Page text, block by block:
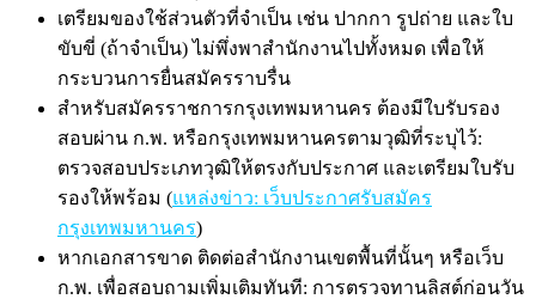
เตรียมของใช้ส่วนตัวที่จำเป็น เช่น ปากกา รูปถ่าย และใบ
ขับขี่ (ถ้าจำเป็น) ไม่พึ่งพาสำนักงานไปทั้งหมด เพื่อให้
กระบวนการยื่นสมัครราบรื่น
สำหรับสมัครราชการกรุงเทพมหานคร ต้องมีใบรับรอง
สอบผ่าน ก.พ. หรือกรุงเทพมหานครตามวุฒิที่ระบุไว้:
ตรวจสอบประเภทวุฒิให้ตรงกับประกาศ และเตรียมใบรับ
รองให้พร้อม (แหล่งข่าว: เว็บประกาศรับสมัคร
กรุงเทพมหานคร)
หากเอกสารขาด ติดต่อสำนักงานเขตพื้นที่นั้นๆ หรือเว็บ
ก.พ. เพื่อสอบถามเพิ่มเติมทันที: การตรวจทานลิสต์ก่อนวัน